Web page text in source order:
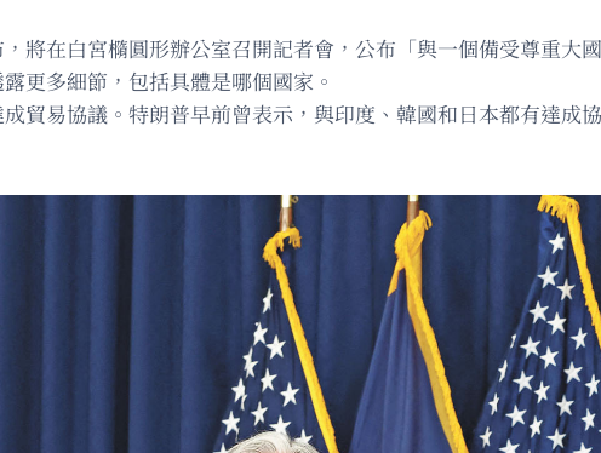
將在白宮橢圓形辦公室召開記者會，公布「與一個備受尊重大
更多細節，包括具體是哪個國家。
貿易協議。特朗普早前曾表示，與印度、韓國和日本都有達成